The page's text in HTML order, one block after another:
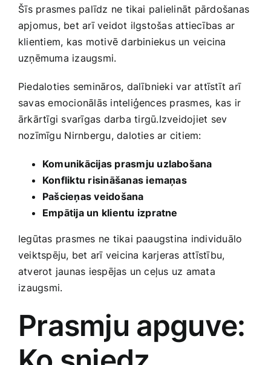
⁣Šīs prasmes palīdz ne tikai ​palielināt pārdošanas
apjomus, bet arī veidot ilgstošas attiecības ar
klientiem, kas motivē darbiniekus un veicina
uzņēmuma izaugsmi.
Piedaloties semināros, dalībnieki var attīstīt arī⁣
savas emocionālās inteliģences prasmes, kas ir
ārkārtīgi svarīgas darba ⁢tirgū.Izveidojiet sev
nozīmīgu ⁤Nirnbergu, daloties ar ​citiem: ⁢
Komunikācijas prasmju uzlabošana
Konfliktu risināšanas iemaņas
Pašcieņas veidošana
Empātija un‍ klientu izpratne
Iegūtas prasmes ne tikai paaugstina individuālo
veiktspēju, bet arī veicina karjeras attīstību,‌
atverot jaunas iespējas un ceļus uz amata
⁤izaugsmi.
Prasmju ⁣apguve:⁣